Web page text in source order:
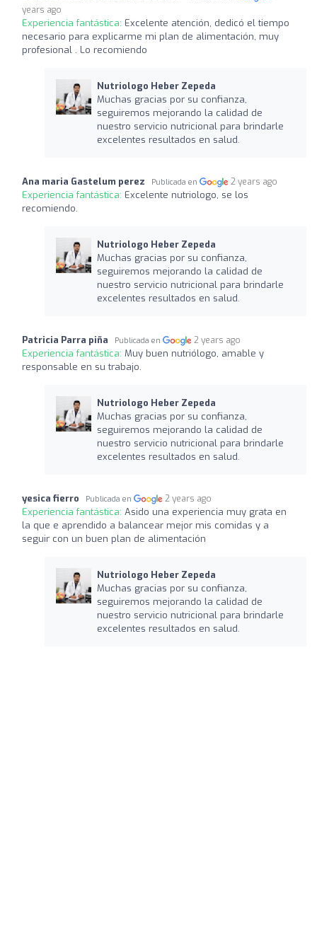
years ago
Experiencia fantástica: Excelente atención, dedicó el tiempo
necesario para explicarme mi plan de alimentación, muy
profesional . Lo recomiendo
Nutriologo Heber Zepeda
Muchas gracias por su confianza,
seguiremos mejorando la calidad de
nuestro servicio nutricional para brindarle
excelentes resultados en salud.
Ana maria Gastelum perez Publicada en 2 years ago
Experiencia fantástica: Excelente nutriologo, se los
recomiendo.
Nutriologo Heber Zepeda
Muchas gracias por su confianza,
seguiremos mejorando la calidad de
nuestro servicio nutricional para brindarle
excelentes resultados en salud.
Patricia Parra piña Publicada en 2 years ago
Experiencia fantástica: Muy buen nutriólogo, amable y
responsable en su trabajo.
Nutriologo Heber Zepeda
Muchas gracias por su confianza,
seguiremos mejorando la calidad de
nuestro servicio nutricional para brindarle
excelentes resultados en salud.
yesica fierro Publicada en 2 years ago
Experiencia fantástica: Asido una experiencia muy grata en
la que e aprendido a balancear mejor mis comidas y a
seguir con un buen plan de alimentación
Nutriologo Heber Zepeda
Muchas gracias por su confianza,
seguiremos mejorando la calidad de
nuestro servicio nutricional para brindarle
excelentes resultados en salud.